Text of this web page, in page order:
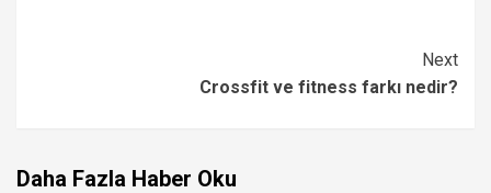
Next
Crossfit ve fitness farkı nedir?
Daha Fazla Haber Oku